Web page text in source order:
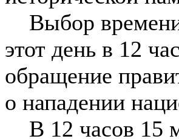
Выбор времени
этот день в 12
обращение
о нападении
В 12 часов 15